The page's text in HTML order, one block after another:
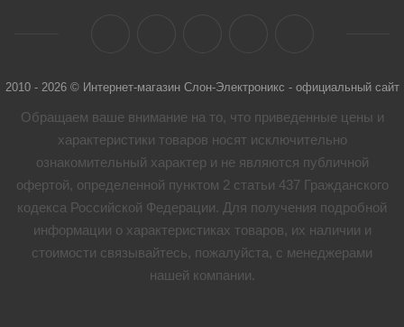
2010 - 2026 © Интернет-магазин Слон-Электроникс - официальный сайт
Обращаем ваше внимание на то, что приведенные цены и
характеристики товaров носят исключительно
ознакомительный характер и не являются публичной
офертой, определенной пунктом 2 статьи 437 Гражданского
кодекса Российской Федерации. Для получения подробной
информации о характеристиках товaров, их наличии и
стоимости связывайтесь, пожалуйста, с менеджерами
нашей компании.